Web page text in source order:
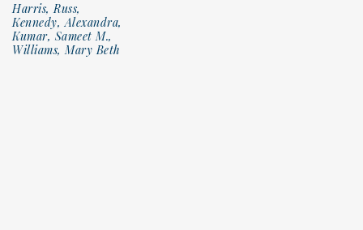
Harris, Russ,
Kennedy, Alexandra,
Kumar, Sameet M.,
Williams, Mary Beth